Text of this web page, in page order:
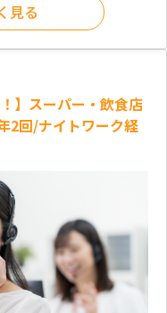
見る
】スーパー・飲食店
2回/ナイトワーク経